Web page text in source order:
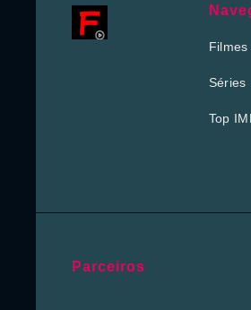
Filmes
Séries
Top
Parceiros